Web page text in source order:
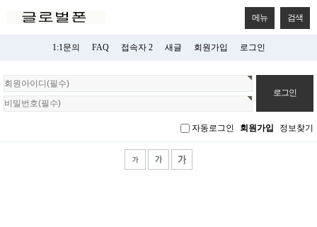
메뉴 검색
1:1문의 FAQ 접속자 2 새글 회원가입 로그인
회
원
로
자동로그인 회원가입 정보찾기